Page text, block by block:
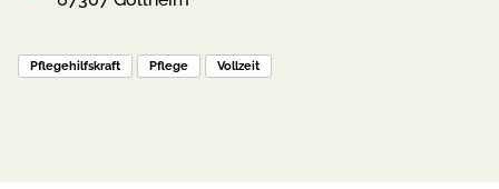
Pflegehilfskraft Pflege Vollzeit